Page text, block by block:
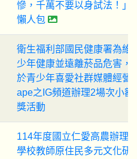
慘，千萬不要以身試法！」
懶人包
衛生福利部國民健康署為維
少年健康並遠離菸品危害，
於青少年喜愛社群媒體經營
ape之IG頻道辦理2場次小額
獎活動
114年度國立仁愛高農辦理
學校教師原住民多元文化研